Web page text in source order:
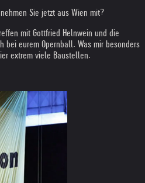
nehmen Sie jetzt aus Wien mit?
mit Gottfried Helnwein und die
bei eurem Opernball. Was mir besonders
extrem viele Baustellen.